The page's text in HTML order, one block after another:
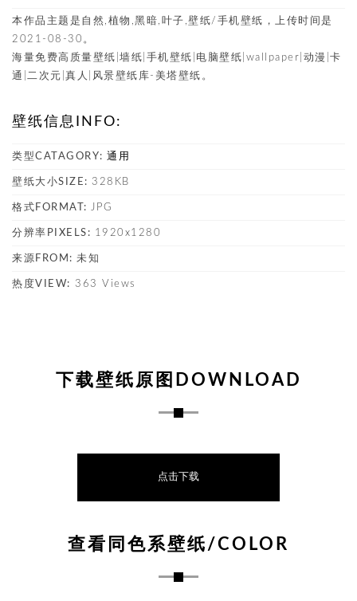
本作品主题是自然,植物,黑暗,叶子,壁纸/手机壁纸，上传时间是
2021-08-30。
海量免费高质量壁纸|墙纸|手机壁纸|电脑壁纸|wallpaper|动漫|卡
通|二次元|真人|风景壁纸库-美塔壁纸。
壁纸信息INFO:
类型CATAGORY: 通用
壁纸大小SIZE: 328KB
格式FORMAT: JPG
分辨率PIXELS: 1920x1280
来源FROM: 未知
热度VIEW: 363 Views
下载壁纸原图DOWNLOAD
点击下载
查看同色系壁纸/COLOR